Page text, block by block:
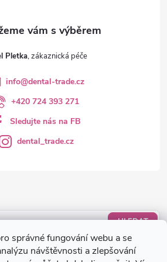
správné fungování webu a se
návštěvnosti a zlepšování
HLEDAT
Pletka
info@dental-trade.cz
+420 724 393 271
Sledujte nás na FB
dental_trade.cz